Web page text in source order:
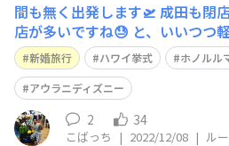
間も無く出発します🛫 成田も閉
店が多いですね😓 と、いいつつ軽く腹ごしらえしてカー
ドラウンジでまったり中です😅 いよいよワクワク✨ 思い
出に残る１０日間にしまーす☺️🏝
新婚旅行 ハワイ挙式 ホノルル
アウラニディズニー
2 34
こばっち | 2022/12/08 | ル